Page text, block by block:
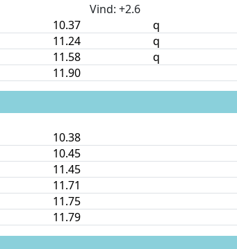
Vind: +2.6
10.37
q
11.24
q
11.58
q
11.90
10.38
10.45
11.45
11.71
11.75
11.79